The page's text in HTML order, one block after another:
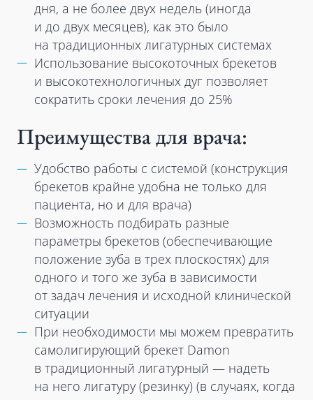
дня, а не более двух недель (иногда
и до двух месяцев), как это было
на традиционных лигатурных системах
Использование высокоточных брекетов
и высокотехнологичных дуг позволяет
сократить сроки лечения до 25%
Преимущества для врача:
Удобство работы с системой (конструкция
брекетов крайне удобна не только для
пациента, но и для врача)
Возможность подбирать разные
параметры брекетов (обеспечивающие
положение зуба в трех плоскостях) для
одного и того же зуба в зависимости
от задач лечения и исходной клинической
ситуации
При необходимости мы можем превратить
самолигирующий брекет Damon
в традиционный лигатурный — надеть
на него лигатуру (резинку) (в случаях, когда